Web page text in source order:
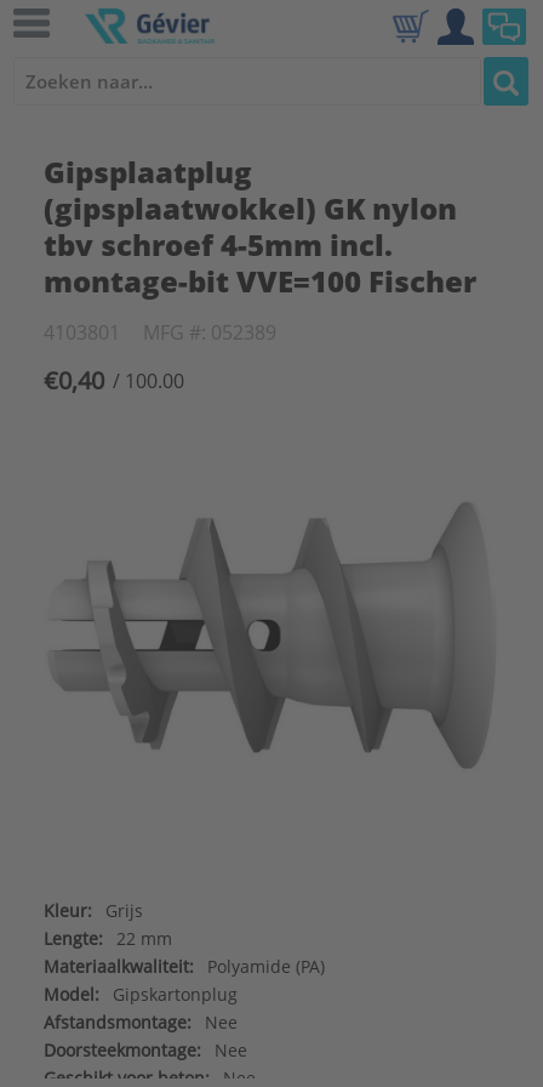
Gipsplaatplug
(gipsplaatwokkel) GK nylon
tbv schroef 4-5mm incl.
montage-bit VVE=100 Fischer
4103801 MFG #: 052389
€0,40 / 100.00
Kleur:
Grijs
Lengte:
22 mm
Materiaalkwaliteit:
Polyamide (PA)
Model:
Gipskartonplug
Afstandsmontage:
Nee
Doorsteekmontage:
Nee
Geschikt voor beton:
Nee